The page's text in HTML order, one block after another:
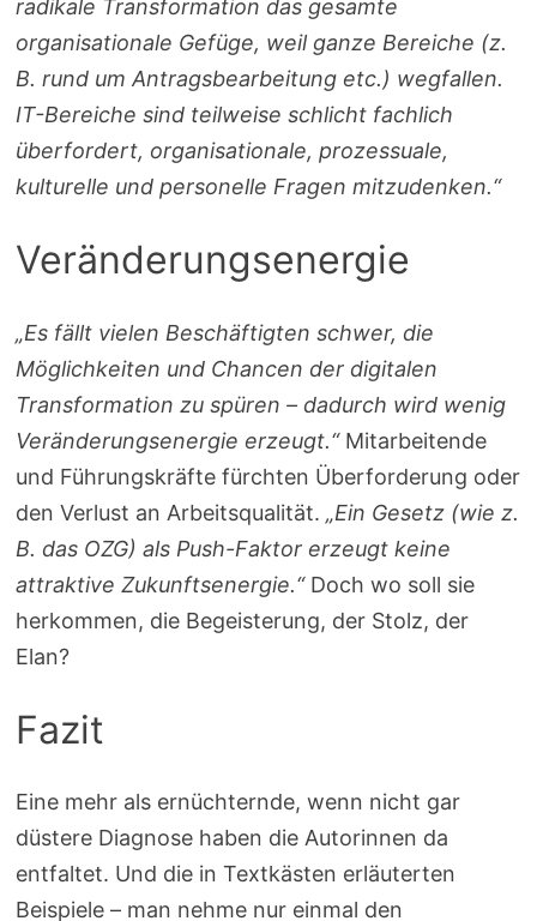
radikale Transformation das gesamte
organisationale Gefüge, weil ganze Bereiche (z.
B. rund um Antragsbearbeitung etc.) wegfallen.
IT-Bereiche sind teilweise schlicht fachlich
überfordert, organisationale, prozessuale,
kulturelle und personelle Fragen mitzudenken.“
Veränderungsenergie
„Es fällt vielen Beschäftigten schwer, die
Möglichkeiten und Chancen der digitalen
Transformation zu spüren – dadurch wird wenig
Veränderungsenergie erzeugt.“Mitarbeitende
und Führungskräfte fürchten Überforderung oder
den Verlust an Arbeitsqualität.„Ein Gesetz (wie z.
B. das OZG) als Push-Faktor erzeugt keine
attraktive Zukunftsenergie.“Doch wo soll sie
herkommen, die Begeisterung, der Stolz, der
Elan?
Fazit
Eine mehr als ernüchternde, wenn nicht gar
düstere Diagnose haben die Autorinnen da
entfaltet. Und die in Textkästen erläuterten
Beispiele – man nehme nur einmal den